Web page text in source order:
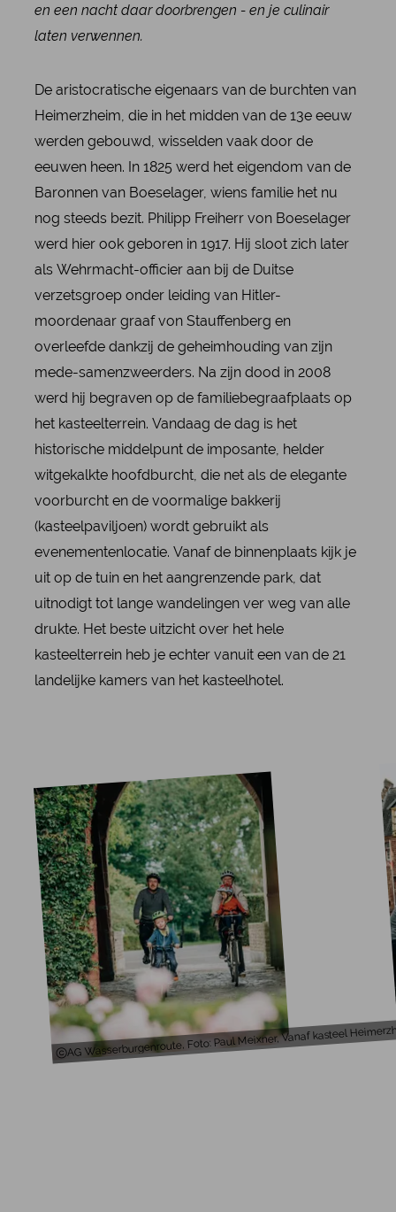
en een nacht daar doorbrengen - en je culinair
laten verwennen.
De aristocratische eigenaars van de burchten van
Heimerzheim, die in het midden van de 13e eeuw
werden gebouwd, wisselden vaak door de
eeuwen heen. In 1825 werd het eigendom van de
Baronnen van Boeselager, wiens familie het nu
nog steeds bezit. Philipp Freiherr von Boeselager
werd hier ook geboren in 1917. Hij sloot zich later
als Wehrmacht-officier aan bij de Duitse
verzetsgroep onder leiding van Hitler-
moordenaar graaf von Stauffenberg en
overleefde dankzij de geheimhouding van zijn
mede-samenzweerders. Na zijn dood in 2008
werd hij begraven op de familiebegraafplaats op
het kasteelterrein. Vandaag de dag is het
historische middelpunt de imposante, helder
witgekalkte hoofdburcht, die net als de elegante
voorburcht en de voormalige bakkerij
(kasteelpaviljoen) wordt gebruikt als
evenementenlocatie. Vanaf de binnenplaats kijk je
uit op de tuin en het aangrenzende park, dat
uitnodigt tot lange wandelingen ver weg van alle
drukte. Het beste uitzicht over het hele
kasteelterrein heb je echter vanuit een van de 21
landelijke kamers van het kasteelhotel.
AG Wasserburgenroute, Foto: Paul Meixner, Vanaf kasteel